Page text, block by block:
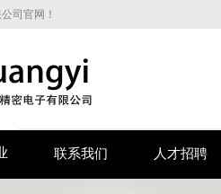
司官网！
联系我们 人才招聘